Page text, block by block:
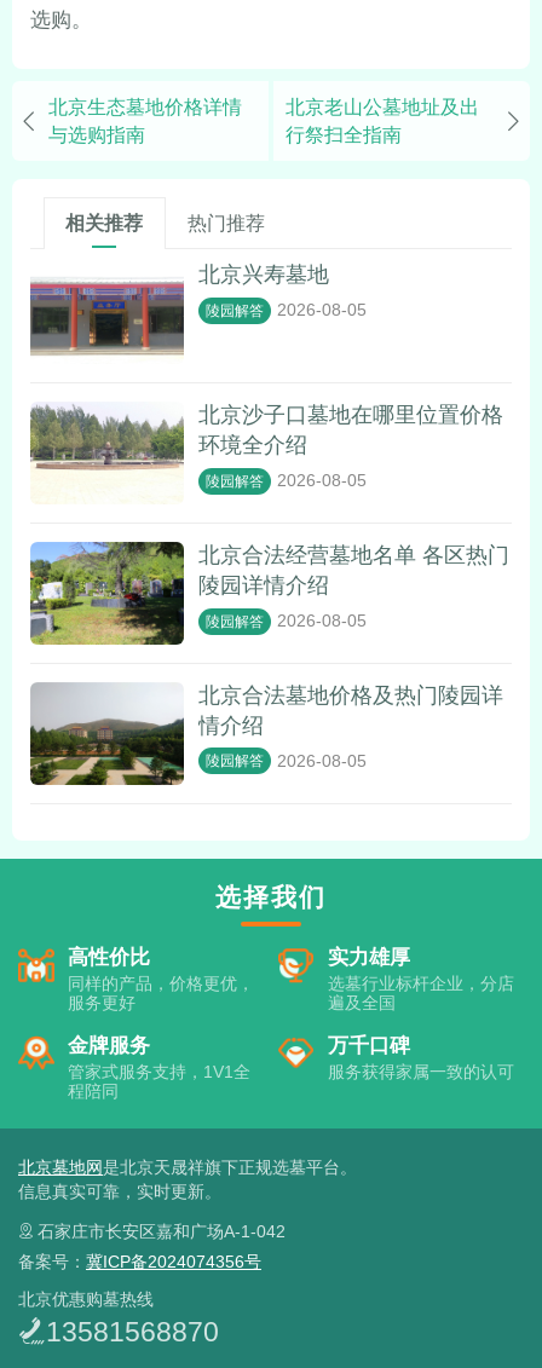
选购。
北京生态墓地价格详情
与选购指南
北京老山公墓地址及出
行祭扫全指南
相关推荐 热门推荐
北京兴寿墓地
陵园解答 2026-08-05
北京沙子口墓地在哪里位置价格
环境全介绍
陵园解答 2026-08-05
北京合法经营墓地名单 各区热门
陵园详情介绍
陵园解答 2026-08-05
北京合法墓地价格及热门陵园详
情介绍
陵园解答 2026-08-05
选择我们
高性价比
同样的产品，价格更优，
服务更好
实力雄厚
选墓行业标杆企业，分店
遍及全国
金牌服务
管家式服务支持，1V1全
程陪同
万千口碑
服务获得家属一致的认可
北京墓地网 是北京天晟祥旗下正规选墓平台。
信息真实可靠，实时更新。
石家庄市长安区嘉和广场A-1-042
备案号： 冀ICP备2024074356号
北京优惠购墓热线
13581568870